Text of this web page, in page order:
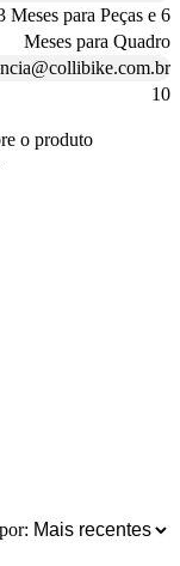
Meses para Peças e 6
Meses para Quadro
10
o produto